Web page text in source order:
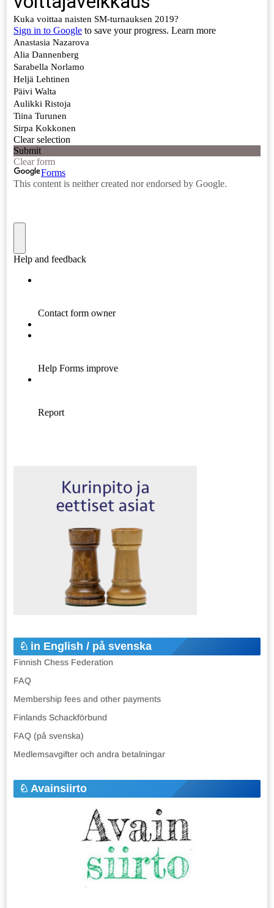
in English / på svenska
Finnish Chess Federation
FAQ
Membership fees and other payments
Finlands Schackförbund
FAQ (på svenska)
Medlemsavgifter och andra betalningar
Avainsiirto